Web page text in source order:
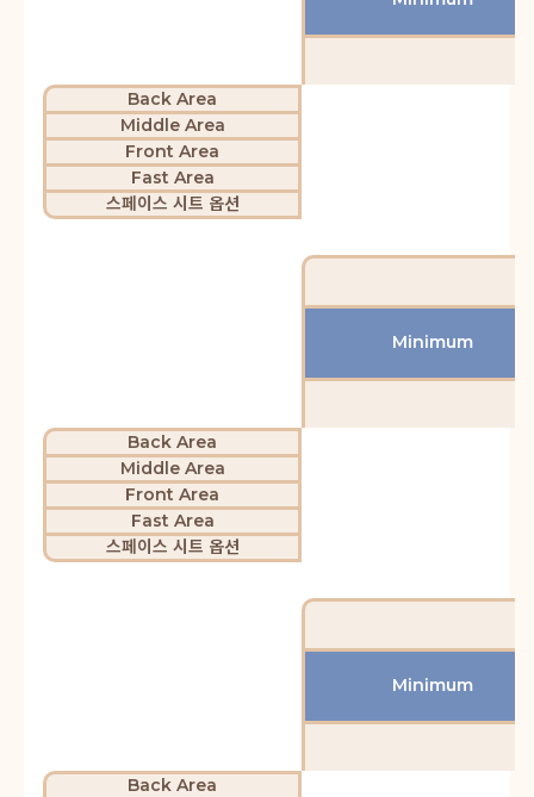
Back Area
Middle Area
Front Area
Fast Area
스페이스 시트 옵션
Minimum
Back Area
Middle Area
Front Area
Fast Area
스페이스 시트 옵션
Minimum
Back Area